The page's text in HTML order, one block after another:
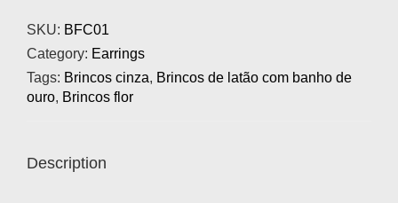
SKU: BFC01
Category: Earrings
Tags: Brincos cinza, Brincos de latão com banho de
ouro, Brincos flor
Description